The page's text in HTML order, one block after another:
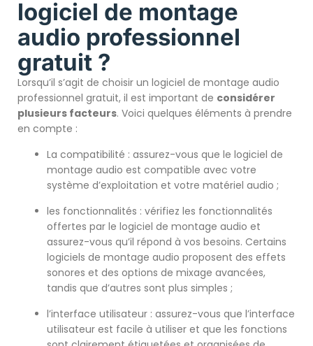
logiciel de montage
audio professionnel
gratuit ?
Lorsqu’il s’agit de choisir un logiciel de montage audio
professionnel gratuit, il est important de considérer
plusieurs facteurs. Voici quelques éléments à prendre
en compte :
La compatibilité : assurez-vous que le logiciel de
montage audio est compatible avec votre
système d’exploitation et votre matériel audio ;
les fonctionnalités : vérifiez les fonctionnalités
offertes par le logiciel de montage audio et
assurez-vous qu’il répond à vos besoins. Certains
logiciels de montage audio proposent des effets
sonores et des options de mixage avancées,
tandis que d’autres sont plus simples ;
l’interface utilisateur : assurez-vous que l’interface
utilisateur est facile à utiliser et que les fonctions